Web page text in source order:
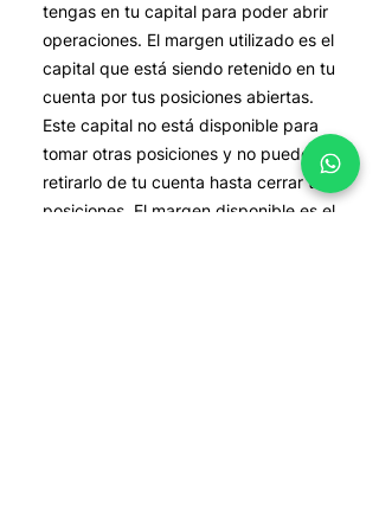
tengas en tu capital para poder abrir
operaciones. El margen utilizado es el
capital que está siendo retenido en tu
cuenta por tus posiciones abiertas.
Este capital no está disponible para
tomar otras posiciones y no puedes
retirarlo de tu cuenta hasta cerrar tus
posiciones. El margen disponible es el